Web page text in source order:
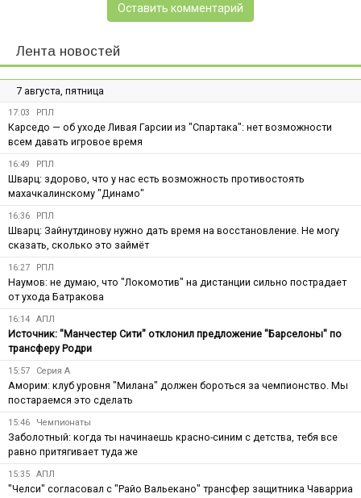
Оставить комментарий
Лента новостей
7 августа, пятница
17:03 РПЛ
Карседо — об уходе Ливая Гарсии из "Спартака": нет возможности
всем давать игровое время
16:49 РПЛ
Шварц: здорово, что у нас есть возможность противостоять
махачкалинскому "Динамо"
16:36 РПЛ
Шварц: Зайнутдинову нужно дать время на восстановление. Не могу
сказать, сколько это займёт
16:27 РПЛ
Наумов: не думаю, что "Локомотив" на дистанции сильно пострадает
от ухода Батракова
16:14 АПЛ
Источник: "Манчестер Сити" отклонил предложение "Барселоны" по
трансферу Родри
15:57 Серия А
Аморим: клуб уровня "Милана" должен бороться за чемпионство. Мы
постараемся это сделать
15:46 Чемпионаты
Заболотный: когда ты начинаешь красно-синим с детства, тебя все
равно притягивает туда же
15:35 АПЛ
"Челси" согласовал с "Райо Вальекано" трансфер защитника Чаварриа